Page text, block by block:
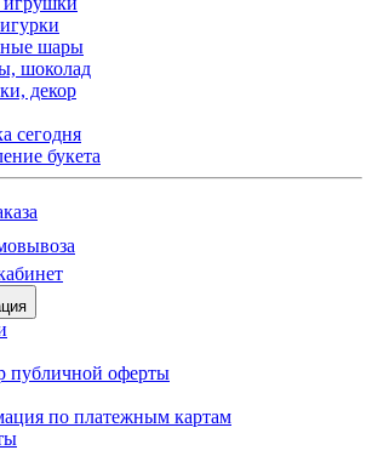
шары
шоколад
декор
сегодня
букета
публичной оферты
по платежным картам